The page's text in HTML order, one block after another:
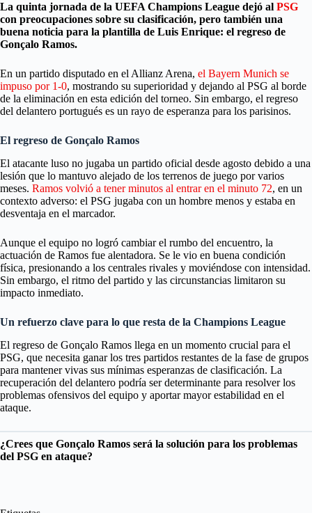
La quinta jornada de la UEFA Champions League dejó al PSG
con preocupaciones sobre su clasificación, pero también una
buena noticia para la plantilla de Luis Enrique: el regreso de
Gonçalo Ramos.
En un partido disputado en el Allianz Arena, el Bayern Munich se
impuso por 1-0, mostrando su superioridad y dejando al PSG al borde
de la eliminación en esta edición del torneo. Sin embargo, el regreso
del delantero portugués es un rayo de esperanza para los parisinos.
El regreso de Gonçalo Ramos
El atacante luso no jugaba un partido oficial desde agosto debido a una
lesión que lo mantuvo alejado de los terrenos de juego por varios
meses. Ramos volvió a tener minutos al entrar en el minuto 72, en un
contexto adverso: el PSG jugaba con un hombre menos y estaba en
desventaja en el marcador.
Aunque el equipo no logró cambiar el rumbo del encuentro, la
actuación de Ramos fue alentadora. Se le vio en buena condición
física, presionando a los centrales rivales y moviéndose con intensidad.
Sin embargo, el ritmo del partido y las circunstancias limitaron su
impacto inmediato.
Un refuerzo clave para lo que resta de la Champions League
El regreso de Gonçalo Ramos llega en un momento crucial para el
PSG, que necesita ganar los tres partidos restantes de la fase de grupos
para mantener vivas sus mínimas esperanzas de clasificación. La
recuperación del delantero podría ser determinante para resolver los
problemas ofensivos del equipo y aportar mayor estabilidad en el
ataque.
¿Crees que Gonçalo Ramos será la solución para los problemas
del PSG en ataque?